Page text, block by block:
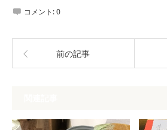
コメント:0
前の記事